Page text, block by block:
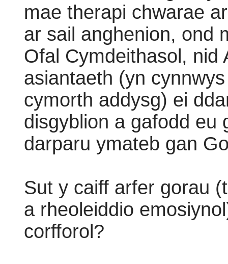
mae therapi chwarae
ar sail anghenion, ond
Ofal Cymdeithasol, nid
asiantaeth (yn
cymorth addysg) ei
disgyblion a gafodd eu
darparu ymateb gan
Sut y caiff arfer gorau
a rheoleiddio
corfforol?